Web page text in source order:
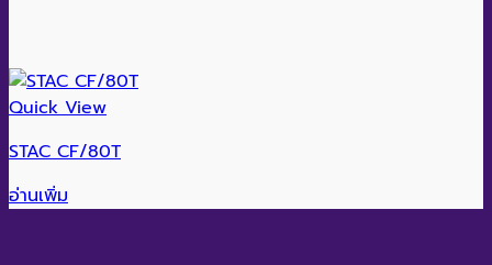
Quick View
STAC CF/80T
อ่านเพิ่ม